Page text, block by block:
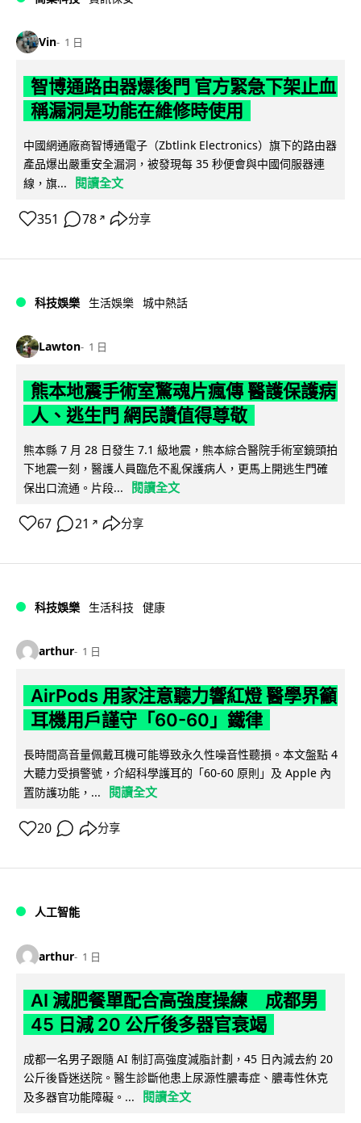
Vin 1 日
智博通路由器爆後門 官方緊急下架止血
稱漏洞是功能在維修時使用
中國網通廠商智博通電子（Zbtlink Electronics）旗下的路由器
產品爆出嚴重安全漏洞，被發現每 35 秒便會與中國伺服器連
線，旗...
閱讀全文
351 78 ↗ 分享
科技娛樂 生活娛樂 城中熱話
Lawton 1 日
熊本地震手術室驚魂片瘋傳 醫護保護病
人、逃生門 網民讚值得尊敬
熊本縣 7 月 28 日發生 7.1 級地震，熊本綜合醫院手術室鏡頭拍
下地震一刻，醫護人員臨危不亂保護病人，更馬上開逃生門確
保出口流通。片段...
閱讀全文
67 21 ↗ 分享
科技娛樂 生活科技 健康
arthur 1 日
AirPods 用家注意聽力響紅燈 醫學界籲
耳機用戶謹守「60-60」鐵律
長時間高音量佩戴耳機可能導致永久性噪音性聽損。本文盤點 4
大聽力受損警號，介紹科學護耳的「60-60 原則」及 Apple 內
置防護功能，...
閱讀全文
20 分享
人工智能
arthur 1 日
AI 減肥餐單配合高強度操練 成都男
45 日減 20 公斤後多器官衰竭
成都一名男子跟隨 AI 制訂高強度減脂計劃，45 日內減去約 20
公斤後昏迷送院。醫生診斷他患上尿源性膿毒症、膿毒性休克
及多器官功能障礙。...
閱讀全文